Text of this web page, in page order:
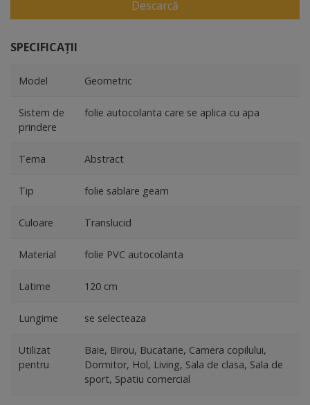
Descarcă
SPECIFICAȚII
Model Geometric
Sistem de
prindere
folie autocolanta care se aplica cu apa
Tema Abstract
Tip folie sablare geam
Culoare Translucid
Material folie PVC autocolanta
Latime 120 cm
Lungime se selecteaza
Utilizat
pentru
Baie, Birou, Bucatarie, Camera copilului,
Dormitor, Hol, Living, Sala de clasa, Sala de
sport, Spatiu comercial